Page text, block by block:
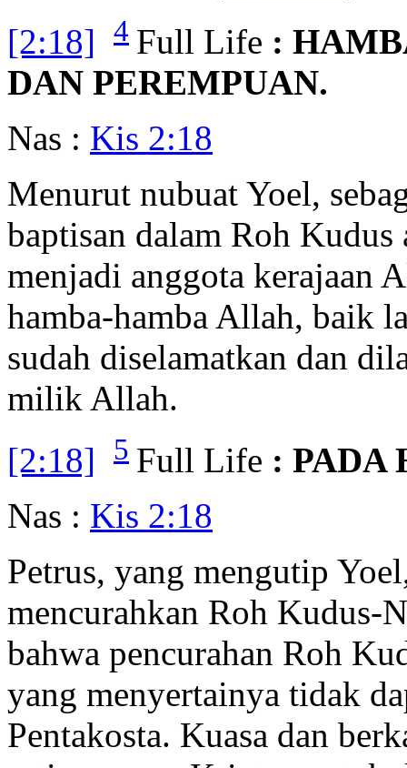
[2:18]
4 Full Life :
DAN PEREMPUAN.
Nas : Kis 2:18
Menurut nubuat Yoel,
baptisan dalam Roh Kudus
menjadi anggota kerajaan
hamba-hamba Allah, baik
sudah diselamatkan dan
milik Allah.
[2:18]
5 Full Life : PADA
Nas : Kis 2:18
Petrus, yang mengutip
mencurahkan Roh Kudus-
bahwa pencurahan Roh
yang menyertainya tidak
Pentakosta. Kuasa dan